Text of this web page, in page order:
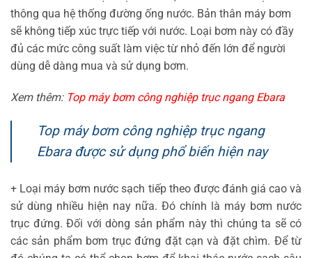
thông qua hệ thống đường ống nước. Bản thân máy bơm
sẽ không tiếp xúc trực tiếp với nước. Loại bơm này có đầy
đủ các mức công suất làm việc từ nhỏ đến lớn để người
dùng dễ dàng mua và sử dụng bơm.
Xem thêm: Top máy bơm công nghiệp trục ngang Ebara
Top máy bơm công nghiệp trục ngang
Ebara được sử dụng phổ biến hiện nay
+ Loại máy bơm nước sạch tiếp theo được đánh giá cao và
sử dùng nhiều hiện nay nữa. Đó chính là máy bơm nước
trục đứng. Đối với dòng sản phẩm này thì chúng ta sẽ có
các sản phẩm bơm trục đứng đặt cạn và đặt chìm. Để từ